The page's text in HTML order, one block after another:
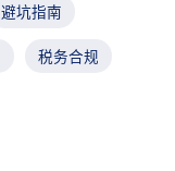
避坑指南
税务合规